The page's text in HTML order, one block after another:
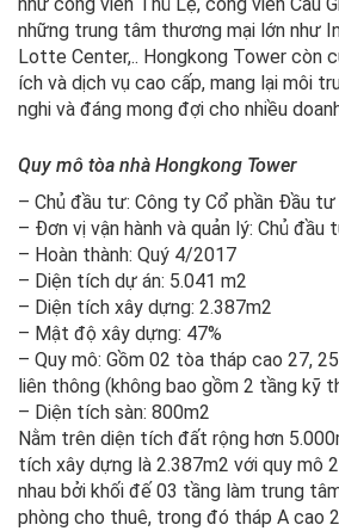
những trung tâm thương mại lớn như
Lotte Center,.. Hongkong Tower còn
ích và dịch vụ cao cấp, mang lại môi
nghi và đáng mong đợi cho nhiều
Quy mô tòa nhà Hongkong Tower
– Chủ đầu tư: Công ty Cổ phần Đầu
– Đơn vị vận hành và quản lý: Chủ đầu
– Hoàn thành: Quý 4/2017
– Diện tích dự án: 5.041 m2
– Diện tích xây dựng: 2.387m2
– Mật độ xây dựng: 47%
– Quy mô: Gồm 02 tòa tháp cao 27,
liên thông (không bao gồm 2 tầng kỹ
– Diện tích sàn: 800m2
Nằm trên diện tích đất rộng hơn
tích xây dựng là 2.387m2 với quy mô
nhau bởi khối đế 03 tầng làm trung
phòng cho thuê, trong đó tháp A cao